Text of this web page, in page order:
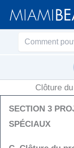
Passer
contenu
Passer
contenu
Clôture
SECTION 3
SPÉCIAUX